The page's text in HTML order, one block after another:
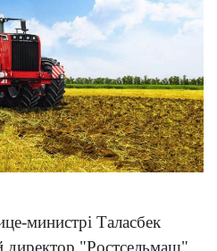
министрі Таласбек
директор "Ростсельмаш"